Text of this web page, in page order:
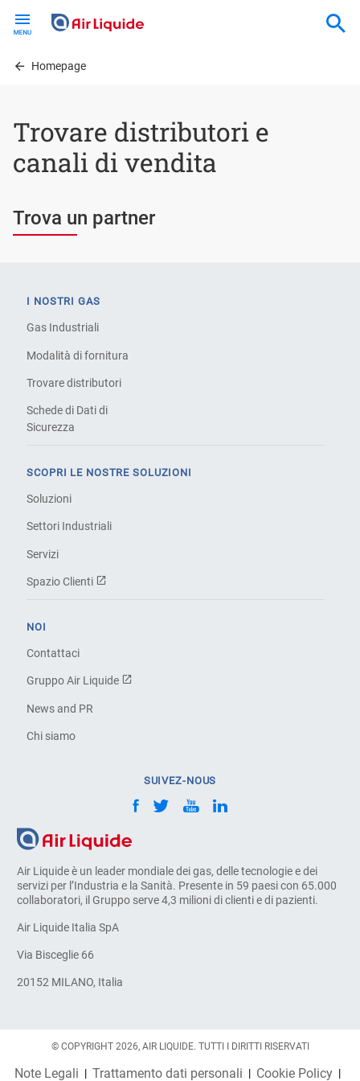
contentHomepage
Trovare distributori e
canali di vendita
Trova un partner
Air Liquide è un leader mondiale dei gas, delle tecnologie e dei
servizi per l’Industria e la Sanità. Presente in 59 paesi con 65.000
collaboratori, il Gruppo serve 4,3 milioni di clienti e di pazienti.
Air Liquide Italia SpA
Via Bisceglie 66
20152 MILANO, Italia
I NOSTRI GAS
Gas Industriali
Modalità di fornitura
Trovare distributori
Schede di Dati di
Sicurezza
SCOPRI LE NOSTRE SOLUZIONI
Soluzioni
Settori Industriali
Servizi
Spazio Clienti
NOI
Contattaci
Gruppo Air Liquide
News and PR
Chi siamo
SUIVEZ-NOUS
© COPYRIGHT 2026, AIR LIQUIDE. TUTTI I DIRITTI RISERVATI
Note Legali Trattamento dati personali Cookie Policy